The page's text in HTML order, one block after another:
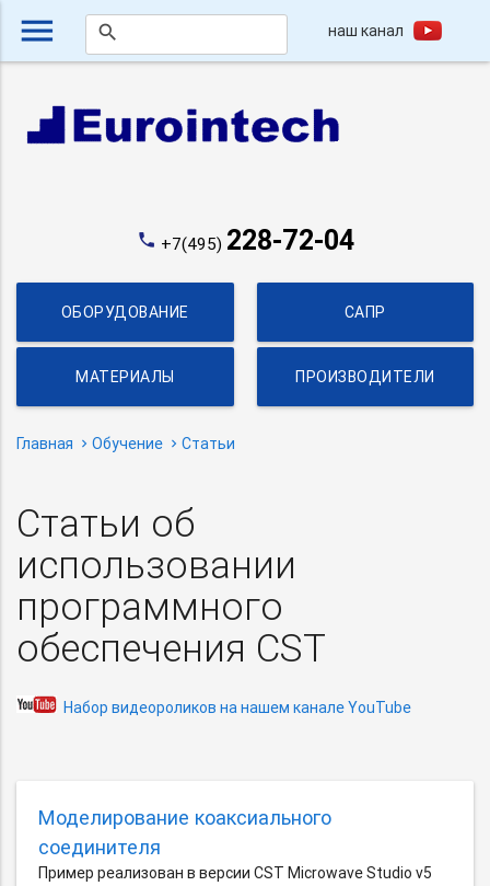
menu search наш канал
phone +7(495) 228-72-04
ОБОРУДОВАНИЕ САПР
МАТЕРИАЛЫ ПРОИЗВОДИТЕЛИ
Главная Обучение Статьи
Статьи об
использовании
программного
обеспечения CST
Набор видеороликов на нашем канале YouTube
Моделирование коаксиального
соединителя
Пример реализован в версии CST Microwave Studio v5